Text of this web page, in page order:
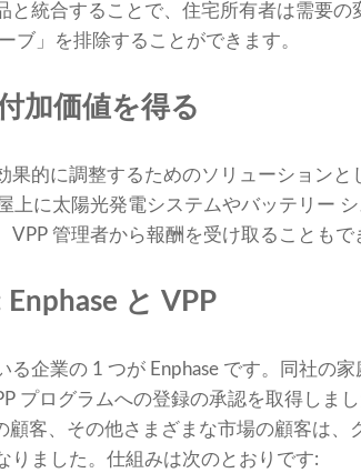
と統合することで、住宅所有者は需要
ブ」を排除することができます。
加価値を得る
果的に調整するためのソリューションと
上に太陽光発電システムやバッテリー
管理者から報酬を受け取ることもで
と VPP
る企業の 1 つが Enphase です。同社の
プログラムへの登録の承認を取得しま
顧客、その他さまざまな市場の顧客は
りました。仕組みは次のとおりです: